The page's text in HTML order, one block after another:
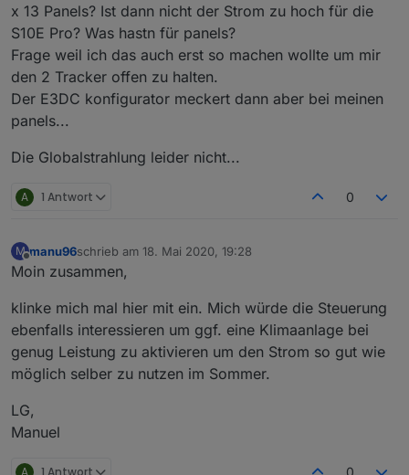
View E3DC-Control: Stand 04.10.2020
x 13 Panels? Ist dann nicht der Strom zu hoch für die
S10E Pro? Was hastn für panels?
Frage weil ich das auch erst so machen wollte um mir
den 2 Tracker offen zu halten.
Der E3DC konfigurator meckert dann aber bei meinen
panels...
Die Globalstrahlung leider nicht...
A 1 Antwort 0
M
Offline
manu96schrieb am 18. Mai 2020, 19:28
zuletzt editiert von
Moin zusammen,
klinke mich mal hier mit ein. Mich würde die Steuerung
ebenfalls interessieren um ggf. eine Klimaanlage bei
genug Leistung zu aktivieren um den Strom so gut wie
möglich selber zu nutzen im Sommer.
LG,
Manuel
A 1 Antwort